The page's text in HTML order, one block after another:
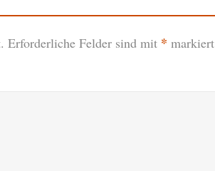
Erforderliche Felder sind mit * markiert